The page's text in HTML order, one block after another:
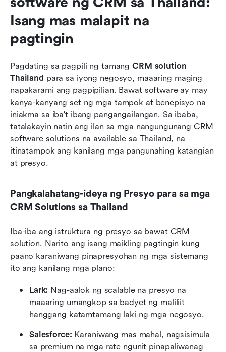
Isang mas malapit na
pagtingin
Pagdating sa pagpili ng tamang CRM solution
Thailand para sa iyong negosyo, maaaring maging
napakarami ang pagpipilian. Bawat software ay may
kanya-kanyang set ng mga tampok at benepisyo na
iniakma sa iba't ibang pangangailangan. Sa ibaba,
tatalakayin natin ang ilan sa mga nangungunang CRM
software solutions na available sa Thailand, na
itinatampok ang kanilang mga pangunahing katangian
at presyo.
Pangkalahatang-ideya ng Presyo para sa mga
CRM Solutions sa Thailand
Iba-iba ang istruktura ng presyo sa bawat CRM
solution. Narito ang isang maikling pagtingin kung
paano karaniwang pinapresyohan ng mga sistemang
ito ang kanilang mga plano:
Lark: Nag-aalok ng scalable na presyo na
maaaring umangkop sa badyet ng maliliit
hanggang katamtamang laki ng mga negosyo.
Salesforce: Karaniwang mas mahal, nagsisimula
sa premium na mga rate ngunit pinapaliwanag